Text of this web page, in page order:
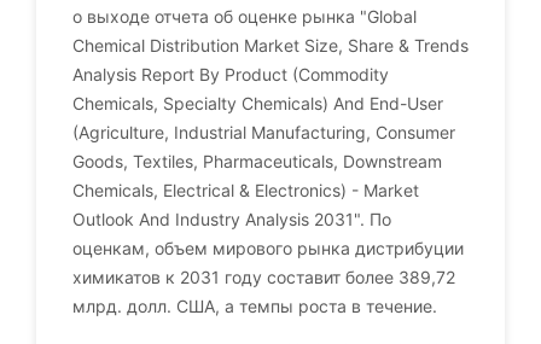
о выходе отчета об оценке рынка "Global
Chemical Distribution Market Size, Share & Trends
Analysis Report By Product (Commodity
Chemicals, Specialty Chemicals) And End-User
(Agriculture, Industrial Manufacturing, Consumer
Goods, Textiles, Pharmaceuticals, Downstream
Chemicals, Electrical & Electronics) - Market
Outlook And Industry Analysis 2031". По
оценкам, объем мирового рынка дистрибуции
химикатов к 2031 году составит более 389,72
млрд. долл. США, а темпы роста в течение.